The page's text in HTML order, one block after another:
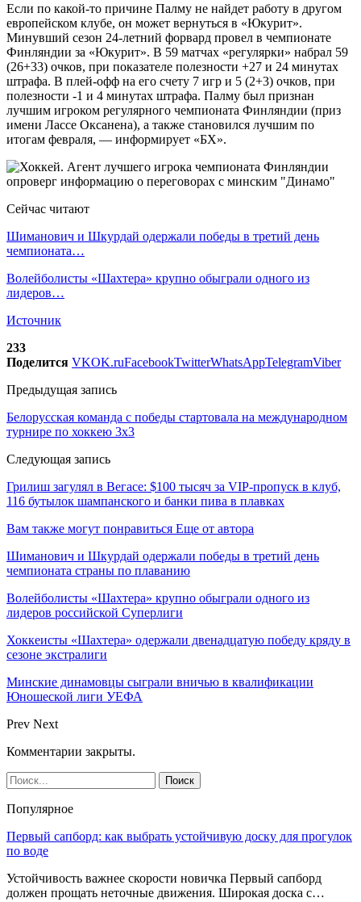
Если по какой-то причине Палму не найдет работу в другом
европейском клубе, он может вернуться в «Юкурит».
Минувший сезон 24-летний форвард провел в чемпионате
Финляндии за «Юкурит». В 59 матчах «регулярки» набрал 59
(26+33) очков, при показателе полезности +27 и 24 минутах
штрафа. В плей-офф на его счету 7 игр и 5 (2+3) очков, при
полезности -1 и 4 минутах штрафа. Палму был признан
лучшим игроком регулярного чемпионата Финляндии (приз
имени Лассе Оксанена), а также становился лучшим по
итогам февраля, — информирует «БХ».
Сейчас читают
Шиманович и Шкурдай одержали победы в третий день
чемпионата…
Волейболисты «Шахтера» крупно обыграли одного из
лидеров…
Источник
233
Поделится VKOK.ruFacebookTwitterWhatsAppTelegramViber
Предыдущая запись
Белорусская команда с победы стартовала на международном
турнире по хоккею 3х3
Следующая запись
Грилиш загулял в Вегасе: $100 тысяч за VIP-пропуск в клуб,
116 бутылок шампанского и банки пива в плавках
Вам также могут понравиться Еще от автора
Шиманович и Шкурдай одержали победы в третий день
чемпионата страны по плаванию
Волейболисты «Шахтера» крупно обыграли одного из
лидеров российской Суперлиги
Хоккеисты «Шахтера» одержали двенадцатую победу кряду в
сезоне экстралиги
Минские динамовцы сыграли вничью в квалификации
Юношеской лиги УЕФА
Prev Next
Комментарии закрыты.
Популярное
Первый сапборд: как выбрать устойчивую доску для прогулок
по воде
Устойчивость важнее скорости новичка Первый сапборд
должен прощать неточные движения. Широкая доска с…